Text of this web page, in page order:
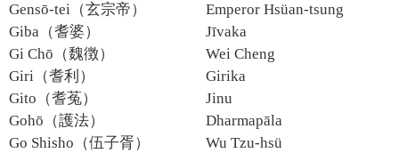
Gensō-tei（玄宗帝）
Emperor Hsüan-tsung
Giba（耆婆）
Jīvaka
Gi Chō（魏徴）
Wei Cheng
Giri（耆利）
Girika
Gito（耆菟）
Jinu
Gohō（護法）
Dharmapāla
Go Shisho（伍子胥）
Wu Tzu-hsü